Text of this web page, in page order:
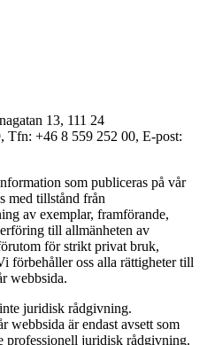
13, 111 24
Tfn: +46 8 559 252 00, E-post:
som publiceras på vår
med tillstånd från
av exemplar, framförande,
till allmänheten av
för strikt privat bruk,
förbehåller oss alla rättigheter till
webbsida.
juridisk rådgivning.
webbsida är endast avsett som
professionell juridisk rådgivning.